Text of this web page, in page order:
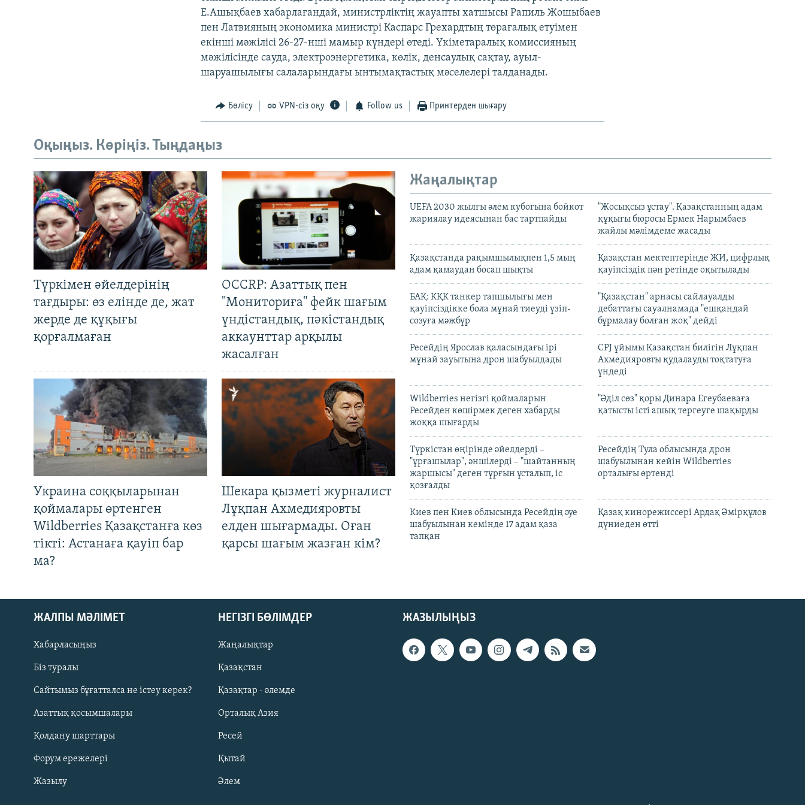
Русский
ЖАЗЫЛЫҢЫЗ
Е.Ашықбаев хабарлағандай, министрліктің жауапты хатшысы Рапиль Жошыбаев
пен Латвияның экономика министрі Каспарс Грехардтың төрағалық етуімен
екінші мәжілісі 26-27-нші мамыр күндері өтеді. Үкіметаралық комиссияның
мәжілісінде сауда, электроэнергетика, көлік, денсаулық сақтау, ауыл-
шаруашылығы салаларындағы ынтымақтастық мәселелері талданады.
Бөлісу VPN-сіз оқу Follow us Принтерден шығару
Оқыңыз. Көріңіз. Тыңдаңыз
Түркімен әйелдерінің
тағдыры: өз елінде де, жат
жерде де құқығы
қорғалмаған
OCCRP: Азаттық пен
"Мониториға" фейк шағым
үндістандық, пәкістандық
аккаунттар арқылы
жасалған
Украина соққыларынан
қоймалары өртенген
Wildberries Қазақстанға көз
тікті: Астанаға қауіп бар
ма?
Шекара қызметі журналист
Лұқпан Ахмедияровты
елден шығармады. Оған
қарсы шағым жазған кім?
Жаңалықтар
UEFA 2030 жылғы әлем кубогына бойкот
жариялау идеясынан бас тартпайды
"Жосықсыз ұстау". Қазақстанның адам
құқығы бюросы Ермек Нарымбаев
жайлы мәлімдеме жасады
Қазақстанда рақымшылықпен 1,5 мың
адам қамаудан босап шықты
Қазақстан мектептерінде ЖИ, цифрлық
қауіпсіздік пән ретінде оқытылады
БАҚ: КҚК танкер тапшылығы мен
қауіпсіздікке бола мұнай тиеуді үзіп-
созуға мәжбүр
"Қазақстан" арнасы сайлауалды
дебаттағы сауалнамада "ешқандай
бұрмалау болған жоқ" дейді
Ресейдің Ярослав қаласындағы ірі
мұнай зауытына дрон шабуылдады
CPJ ұйымы Қазақстан билігін Лұқпан
Ахмедияровты қудалауды тоқтатуға
үндеді
Wildberries негізгі қоймаларын
Ресейден көшірмек деген хабарды
жоққа шығарды
"Әділ сөз" қоры Динара Егеубаеваға
қатысты істі ашық тергеуге шақырды
Түркістан өңірінде әйелдерді –
"ұрғашылар", әншілерді – "шайтанның
жаршысы" деген тұрғын ұсталып, іс
қозғалды
Ресейдің Тула облысында дрон
шабуылынан кейін Wildberries
орталығы өртенді
Киев пен Киев облысында Ресейдің әуе
шабуылынан кемінде 17 адам қаза
тапқан
Қазақ кинорежиссері Ардақ Әмірқұлов
дүниеден өтті
ЖАЗЫЛЫҢЫЗ
ЖАЛПЫ МӘЛІМЕТ
Хабарласыңыз
Біз туралы
Сайтымыз бұғатталса не істеу керек?
Азаттық қосымшалары
Қолдану шарттары
Форум ережелері
Жазылу
НЕГІЗГІ БӨЛІМДЕР
Жаңалықтар
Қазақстан
Қазақтар - әлемде
Орталық Азия
Ресей
Қытай
Әлем